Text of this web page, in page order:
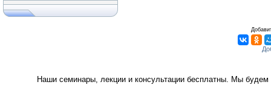
Наши семинары, лекции и консультации бесплатны. Мы